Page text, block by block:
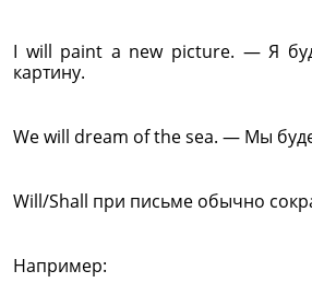
I will paint a new picture. — Я
картину.
We will dream of the sea. — Мы
Will/Shall при письме обычно
Например: